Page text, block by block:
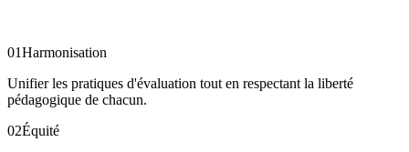
01Harmonisation
Unifier les pratiques d'évaluation tout en respectant la liberté
pédagogique de chacun.
02Équité